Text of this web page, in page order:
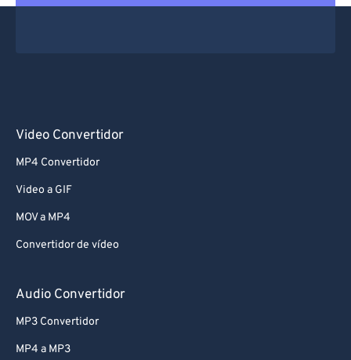
Video Convertidor
MP4 Convertidor
Video a GIF
MOV a MP4
Convertidor de vídeo
Audio Convertidor
MP3 Convertidor
MP4 a MP3